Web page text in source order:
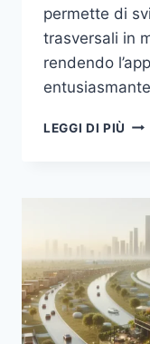
permette di
trasversali in
rendendo
LEGGI DI PIÙ